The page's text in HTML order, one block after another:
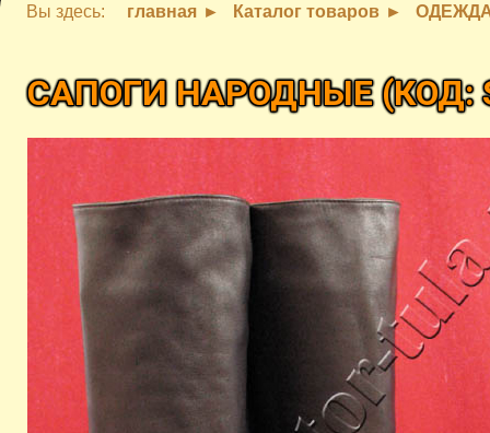
Вы здесь: главная Каталог товаров
САПОГИ НАРОДНЫЕ(КОД: